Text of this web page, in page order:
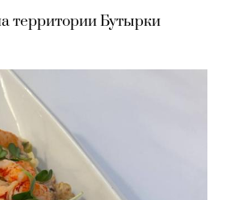
территории Бутырки